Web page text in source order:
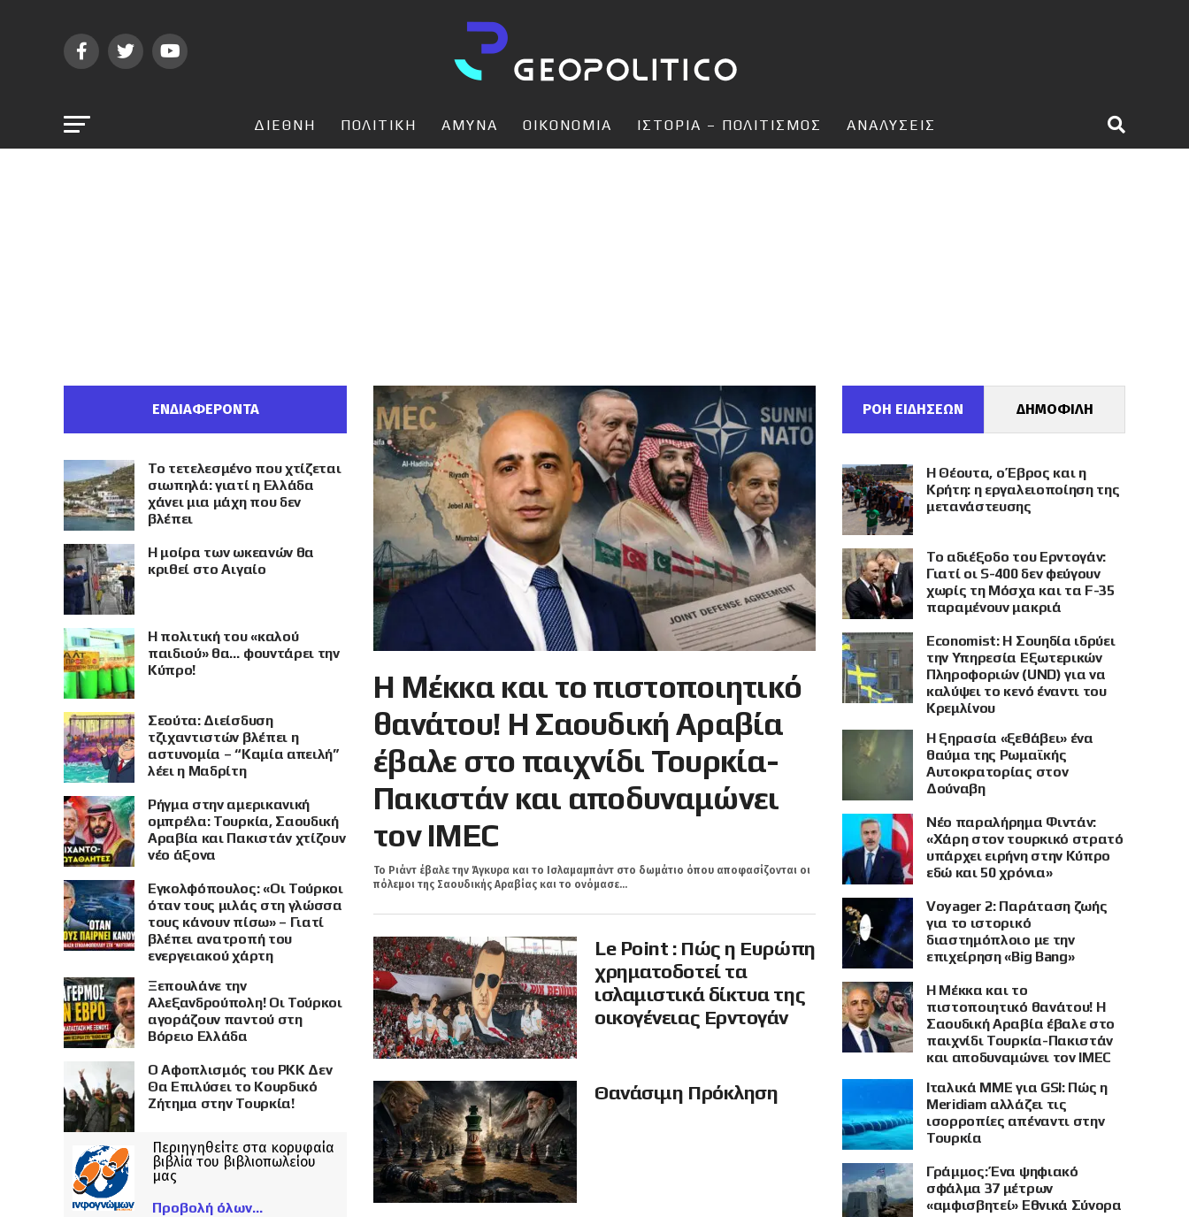
ΔΙΕΘΝΗ ΠΟΛΙΤΙΚΗ ΑΜΥΝΑ ΟΙΚΟΝΟΜΙΑ ΙΣΤΟΡΙΑ – ΠΟΛΙΤΙΣΜΟΣ ΑΝΑΛΥΣΕΙΣ
Η Μέκκα και το πιστοποιητικό
θανάτου! Η Σαουδική Αραβία
έβαλε στο παιχνίδι Τουρκία-
Πακιστάν και αποδυναμώνει
τον IMEC
Το Ριάντ έβαλε την Άγκυρα και τo Ισλαμαμπάντ στο δωμάτιο όπου αποφασίζονται οι
πόλεμοι της Σαουδικής Αραβίας και το ονόμασε...
Le Point : Πώς η Ευρώπη
χρηματοδοτεί τα
ισλαμιστικά δίκτυα της
οικογένειας Ερντογάν
Θανάσιμη Πρόκληση
ΕΝΔΙΑΦΕΡΟΝΤΑ
Το τετελεσμένο που χτίζεται
σιωπηλά: γιατί η Ελλάδα
χάνει μια μάχη που δεν
βλέπει
Η μοίρα των ωκεανών θα
κριθεί στο Αιγαίο
Η πολιτική του «καλού
παιδιού» θα… φουντάρει την
Κύπρο!
Σεούτα: Διείσδυση
τζιχαντιστών βλέπει η
αστυνομία – “Καμία απειλή”
λέει η Μαδρίτη
Ρήγμα στην αμερικανική
ομπρέλα: Τουρκία, Σαουδική
Αραβία και Πακιστάν χτίζουν
νέο άξονα
Εγκολφόπουλος: «Οι Τούρκοι
όταν τους μιλάς στη γλώσσα
τους κάνουν πίσω» – Γιατί
βλέπει ανατροπή του
ενεργειακού χάρτη
Ξεπουλάνε την
Αλεξανδρούπολη! Οι Τούρκοι
αγοράζουν παντού στη
Βόρειο Ελλάδα
Ο Αφοπλισμός του PKK Δεν
Θα Επιλύσει το Κουρδικό
Ζήτημα στην Τουρκία!
Περιηγηθείτε στα κορυφαία
βιβλία του βιβλιοπωλείου
μας
Προβολή όλων
ΡΟΗ ΕΙΔΗΣΕΩΝ ΔΗΜΟΦΙΛΗ
Η Θέουτα, ο Έβρος και η
Κρήτη: η εργαλειοποίηση της
μετανάστευσης
Το αδιέξοδο του Ερντογάν:
Γιατί οι S-400 δεν φεύγουν
χωρίς τη Μόσχα και τα F-35
παραμένουν μακριά
Economist: Η Σουηδία ιδρύει
την Υπηρεσία Εξωτερικών
Πληροφοριών (UND) για να
καλύψει το κενό έναντι του
Κρεμλίνου
Η ξηρασία «ξεθάβει» ένα
θαύμα της Ρωμαϊκής
Αυτοκρατορίας στον
Δούναβη
Νέο παραλήρημα Φιντάν:
«Χάρη στον τουρκικό στρατό
υπάρχει ειρήνη στην Κύπρο
εδώ και 50 χρόνια»
Voyager 2: Παράταση ζωής
για το ιστορικό
διαστημόπλοιο με την
επιχείρηση «Big Bang»
Η Μέκκα και το
πιστοποιητικό θανάτου! Η
Σαουδική Αραβία έβαλε στο
παιχνίδι Τουρκία-Πακιστάν
και αποδυναμώνει τον IMEC
Ιταλικά ΜΜΕ για GSI: Πώς η
Meridiam αλλάζει τις
ισορροπίες απέναντι στην
Τουρκία
Γράμμος: Ένα ψηφιακό
σφάλμα 37 μέτρων
«αμφισβητεί» Εθνικά Σύνορα